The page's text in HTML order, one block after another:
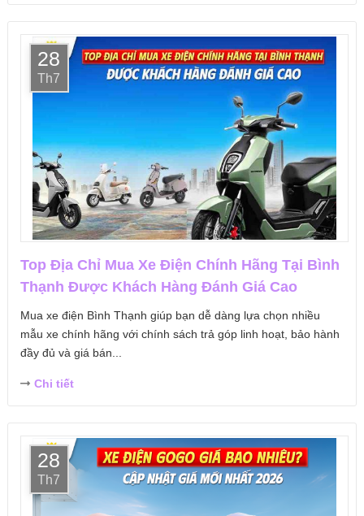
28
Th7
Top Địa Chỉ Mua Xe Điện Chính Hãng Tại Bình
Thạnh Được Khách Hàng Đánh Giá Cao
Mua xe điện Bình Thạnh giúp bạn dễ dàng lựa chọn nhiều
mẫu xe chính hãng với chính sách trả góp linh hoạt, bảo hành
đầy đủ và giá bán...
Chi tiết
28
Th7